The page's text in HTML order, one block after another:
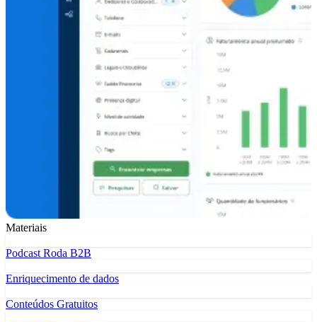
Materiais
Podcast Roda B2B
Enriquecimento de dados
Conteúdos Gratuitos